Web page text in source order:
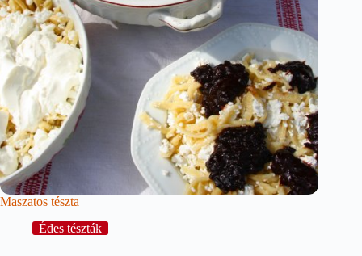
Maszatos tészta
Édes tészták